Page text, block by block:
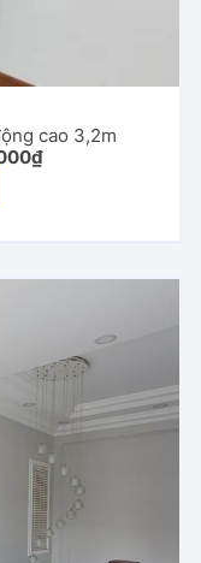
cao 3,2m
₫Current